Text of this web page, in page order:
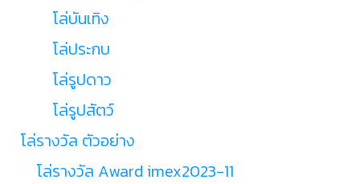
โล่บันเทิง
โล่ประกบ
โล่รูปดาว
โล่รูปสัตว์
โล่รางวัล ตัวอย่าง
โล่รางวัล Award imex2023-11